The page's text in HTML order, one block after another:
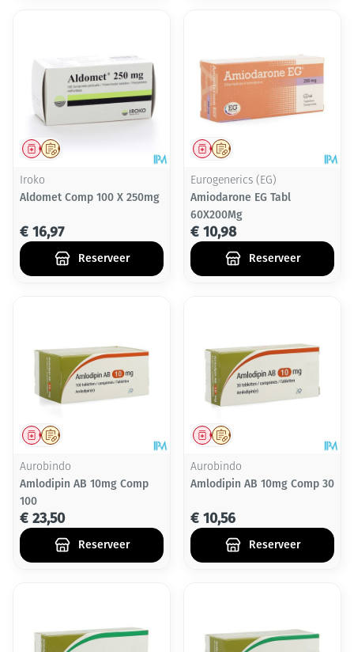
Op voorschrift
Geneesmiddel
Iroko
Aldomet Comp 100 X 250mg
€ 16,97
Reserveer
Op voorschrift
Geneesmiddel
Eurogenerics (EG)
Amiodarone EG Tabl
60X200Mg
€ 10,98
Reserveer
Op voorschrift
Geneesmiddel
Aurobindo
Amlodipin AB 10mg Comp
100
€ 23,50
Reserveer
Op voorschrift
Geneesmiddel
Aurobindo
Amlodipin AB 10mg Comp 30
€ 10,56
Reserveer